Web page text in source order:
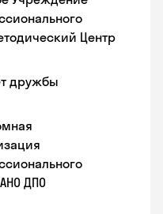
Центр
дружбы
ДПО